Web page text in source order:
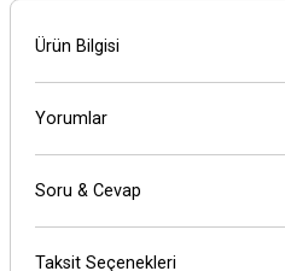
Ürün Bilgisi
Yorumlar
Soru & Cevap
Taksit Seçenekleri